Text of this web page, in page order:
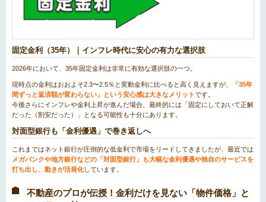
固定金利（35年）｜インフレ時代に安心の有力な選択肢
2026年において、35年固定金利は非常に有効な選択肢の一つ。
現時点の金利はおおよそ2.3〜2.5％と変動金利に比べると高く見えますが、
「35年
間ずっと返済額が変わらない」という安心感は大きなメリットです。
今後さらにインフレや金利上昇が進んだ場合、最終的には「固定にしておいて正解
だった（割安だった）」となる可能性も十分にあります。
対面型銀行も「金利優遇」で巻き返しへ
これまではネット銀行が圧倒的な低金利で市場をリードしてきましたが、最近では
メガバンクや地方銀行などの「対面型銀行」も大幅な金利優遇や独自のサービスを
打ち出し、動きが活発化しています。
不動産のプロが伝授！金利だけを見ない「物件価格」と